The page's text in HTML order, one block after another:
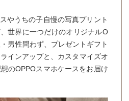
やうちの子自慢の写真プリント
世界に一つだけのオリジナルO
男性問わず、プレゼントギフト
インアップと、カスタマイズオ
のOPPOスマホケースをお届け